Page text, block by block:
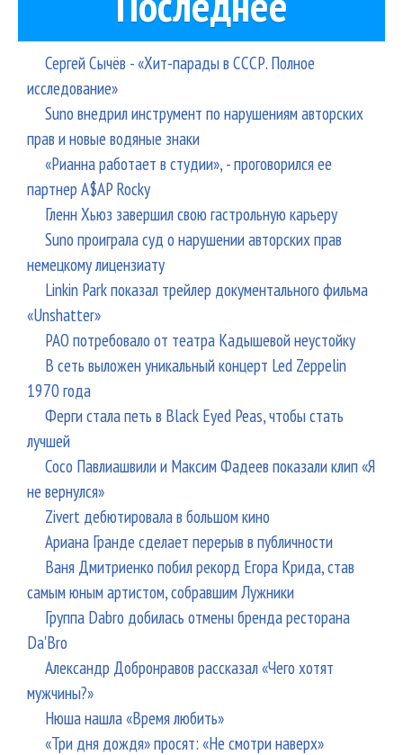
Сергей Сычёв - «Хит-парады в СССР. Полное
исследование»
Suno внедрил инструмент по нарушениям авторских
прав и новые водяные знаки
«Рианна работает в студии», - проговорился ее
партнер A$AP Rocky
Гленн Хьюз завершил свою гастрольную карьеру
Suno проиграла суд о нарушении авторских прав
немецкому лицензиату
Linkin Park показал трейлер документального фильма
«Unshatter»
РАО потребовало от театра Кадышевой неустойку
В сеть выложен уникальный концерт Led Zeppelin
1970 года
Ферги стала петь в Black Eyed Peas, чтобы стать
лучшей
Сосо Павлиашвили и Максим Фадеев показали клип «Я
не вернулся»
Zivert дебютировала в большом кино
Ариана Гранде сделает перерыв в публичности
Ваня Дмитриенко побил рекорд Егора Крида, став
самым юным артистом, собравшим Лужники
Группа Dabro добилась отмены бренда ресторана
Da'Bro
Александр Добронравов рассказал «Чего хотят
мужчины?»
Нюша нашла «Время любить»
«Три дня дождя» просят: «Не смотри наверх»